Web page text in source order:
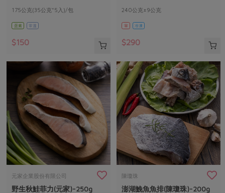
調理食材・點心
調味醬料/南北貨 烘焙
居家好物
美妝保養 個人清潔
家庭清潔 織品
日用品 圖書禮品
醬料
湯品．鍋物
涼拌沙拉
飲品
主題食譜
異國料理
年菜食譜
合作25-精選產品第三彈
更多當季產品
議題活動
主婦聯盟X樂齡網特約優惠案
30%rPET紅烏龍茶
2024農業發展計畫年度報告
更多議題活動
把最好的台灣味帶回家！
減硝酸鹽
減塑減廢
公益金 食農教育
更多議題
生活者e週報
綠主張月刊
典藏閱覽室
自主把關
檢驗報告
硝酸鹽檢驗
社員權益
合作社法規
社務專區
選舉專區
媒體報導
175公克(35公克*5入)/包
蛋素 常溫
$150
240公克±9公克
葷 冷凍
$290
元家企業股份有限公司
野生秋鮭菲力(元家)-250g
陳瓊珠
澎湖鮸魚魚排(陳瓊珠)-200g